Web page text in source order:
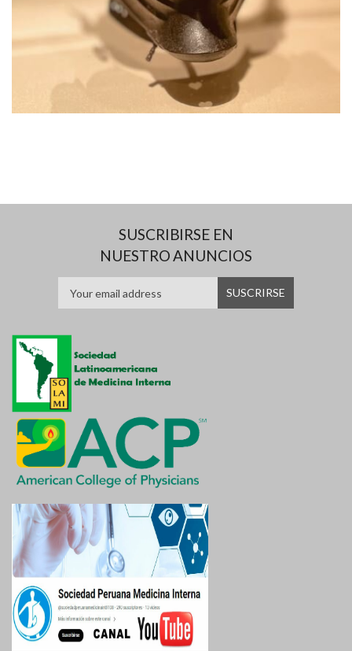
SUSCRIBIRSE EN
NUESTRO ANUNCIOS